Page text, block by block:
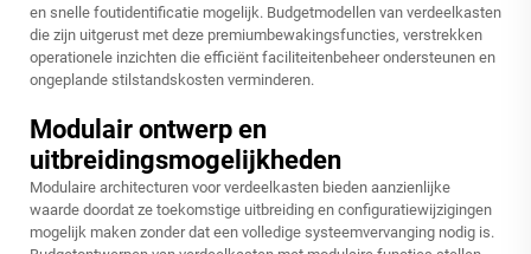
en snelle foutidentificatie mogelijk. Budgetmodellen van verdeelkasten
die zijn uitgerust met deze premiumbewakingsfuncties, verstrekken
operationele inzichten die efficiënt faciliteitenbeheer ondersteunen en
ongeplande stilstandskosten verminderen.
Modulair ontwerp en
uitbreidingsmogelijkheden
Modulaire architecturen voor verdeelkasten bieden aanzienlijke
waarde doordat ze toekomstige uitbreiding en configuratiewijzigingen
mogelijk maken zonder dat een volledige systeemvervanging nodig is.